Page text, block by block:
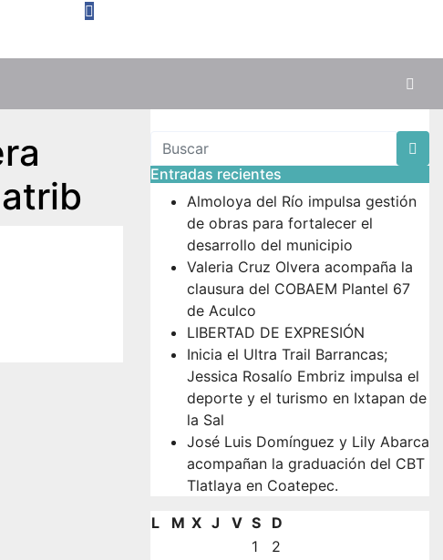
Entradas recientes
Almoloya del Río impulsa gestión
de obras para fortalecer el
desarrollo del municipio
Valeria Cruz Olvera acompaña la
clausura del COBAEM Plantel 67
de Aculco
LIBERTAD DE EXPRESIÓN
Inicia el Ultra Trail Barrancas;
Jessica Rosalío Embriz impulsa el
deporte y el turismo en Ixtapan de
la Sal
José Luis Domínguez y Lily Abarca
acompañan la graduación del CBT
Tlatlaya en Coatepec.
L M X J V S
D
1
2